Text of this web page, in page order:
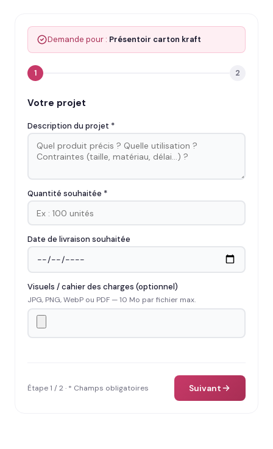
Demande pour : Présentoir carton kraft
1 2
Votre projet
Description du projet *
Quantité souhaitée *
Date de livraison souhaitée
Visuels / cahier des charges (optionnel)
JPG, PNG, WebP ou PDF — 10 Mo par fichier max.
Étape 1 / 2 · * Champs obligatoires Suivant